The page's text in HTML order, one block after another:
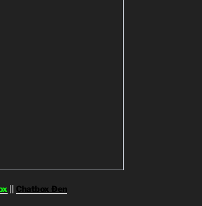
Chatbox Đen